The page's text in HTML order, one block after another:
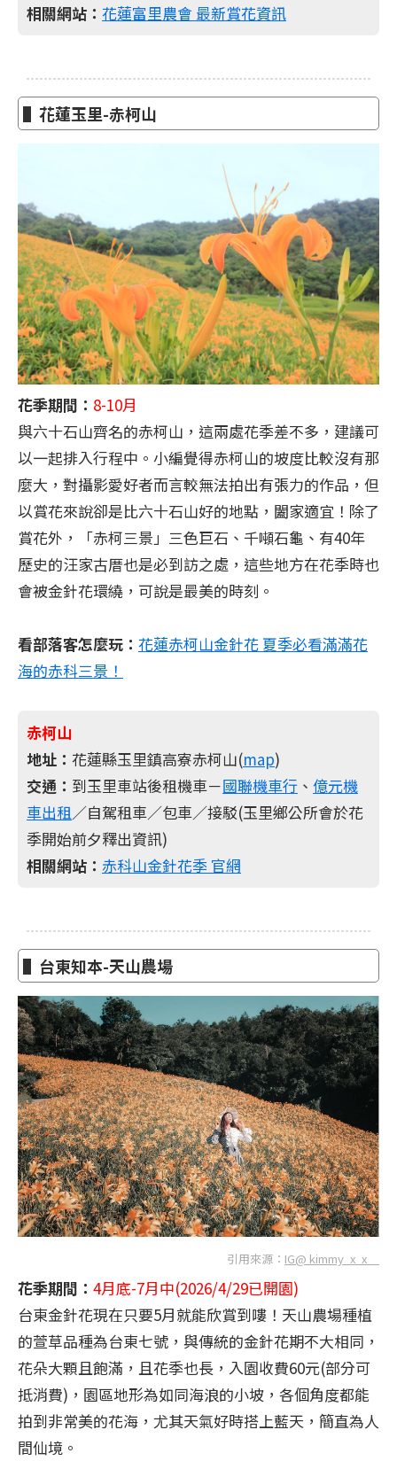
相關網站： 花蓮富里農會 最新賞花資訊
▌花蓮玉里-赤柯山
花季期間： 8-10月
與六十石山齊名的赤柯山，這兩處花季差不多，建議可
以一起排入行程中。小編覺得赤柯山的坡度比較沒有那
麼大，對攝影愛好者而言較無法拍出有張力的作品，但
以賞花來說卻是比六十石山好的地點，闔家適宜！除了
賞花外，「赤柯三景」三色巨石、千噸石龜、有40年
歷史的汪家古厝也是必到訪之處，這些地方在花季時也
會被金針花環繞，可說是最美的時刻。
看部落客怎麼玩： 花蓮赤柯山金針花 夏季必看滿滿花
海的赤科三景！
赤柯山
地址： 花蓮縣玉里鎮高寮赤柯山(map)
交通： 到玉里車站後租機車－國聯機車行 、 億元機
車出租 ／自駕租車／包車／接駁(玉里鄉公所會於花
季開始前夕釋出資訊)
相關網站： 赤科山金針花季 官網
▌台東知本-天山農場
引用來源： IG@ kimmy_x_x__
花季期間： 4月底-7月中(2026/4/29已開園)
台東金針花現在只要5月就能欣賞到嘍！天山農場種植
的萱草品種為台東七號，與傳統的金針花期不大相同，
花朵大顆且飽滿，且花季也長，入園收費60元(部分可
抵消費)，園區地形為如同海浪的小坡，各個角度都能
拍到非常美的花海，尤其天氣好時搭上藍天，簡直為人
間仙境。